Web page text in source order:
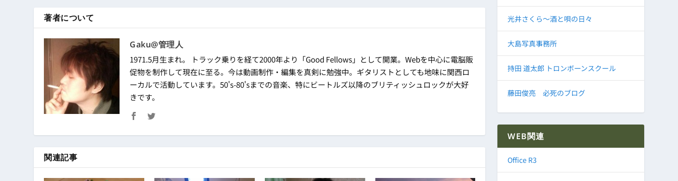
著者について
Gaku@管理人
1971.5月生まれ。 トラック乗りを経て2000年より「Good Fellows」として開業。Webを中心に電脳販
促物を制作して現在に至る。今は動画制作・編集を真剣に勉強中。ギタリストとしても地味に関西ロ
ーカルで活動しています。50's-80'sまでの音楽、特にビートルズ以降のブリティッシュロックが大好
きです。
関連記事
光井さくら～酒と唄の日々
大島写真事務所
持田 道太郎 トロンボーンスクール
藤田俊亮 必死のブログ
WEB関連
Office R3